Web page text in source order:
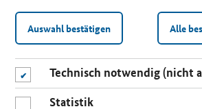
Auswahl bestätigen Alle
Technisch notwendig (nicht
Statistik